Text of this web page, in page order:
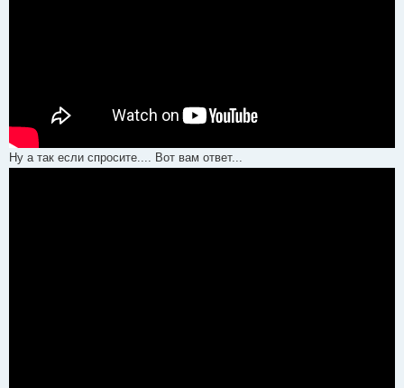
Ну а так если спросите.... Вот вам ответ...